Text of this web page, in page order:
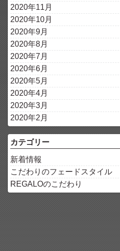
2020年11月
2020年10月
2020年9月
2020年8月
2020年7月
2020年6月
2020年5月
2020年4月
2020年3月
2020年2月
カテゴリー
新着情報
こだわりのフェードスタイル
REGALOのこだわり